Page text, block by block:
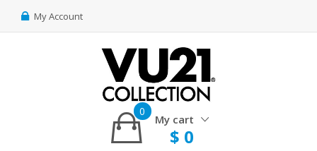
My Account
My cart
0
$ 0